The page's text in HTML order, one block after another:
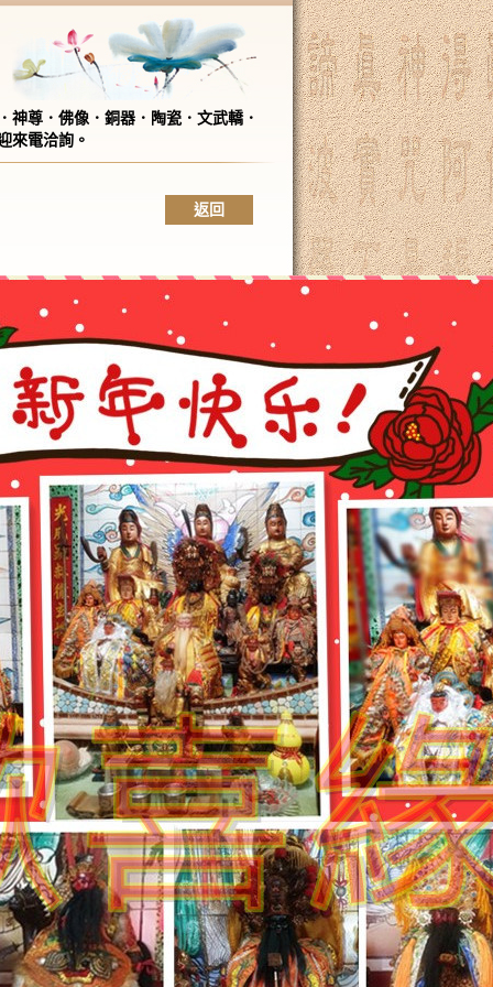
神尊．佛像．銅器．陶瓷．文武轎．
來電洽詢。
返回